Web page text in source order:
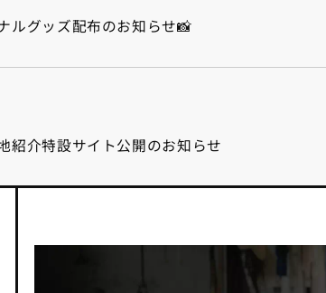
ルグッズ配布のお知らせ📸
介特設サイト公開のお知らせ